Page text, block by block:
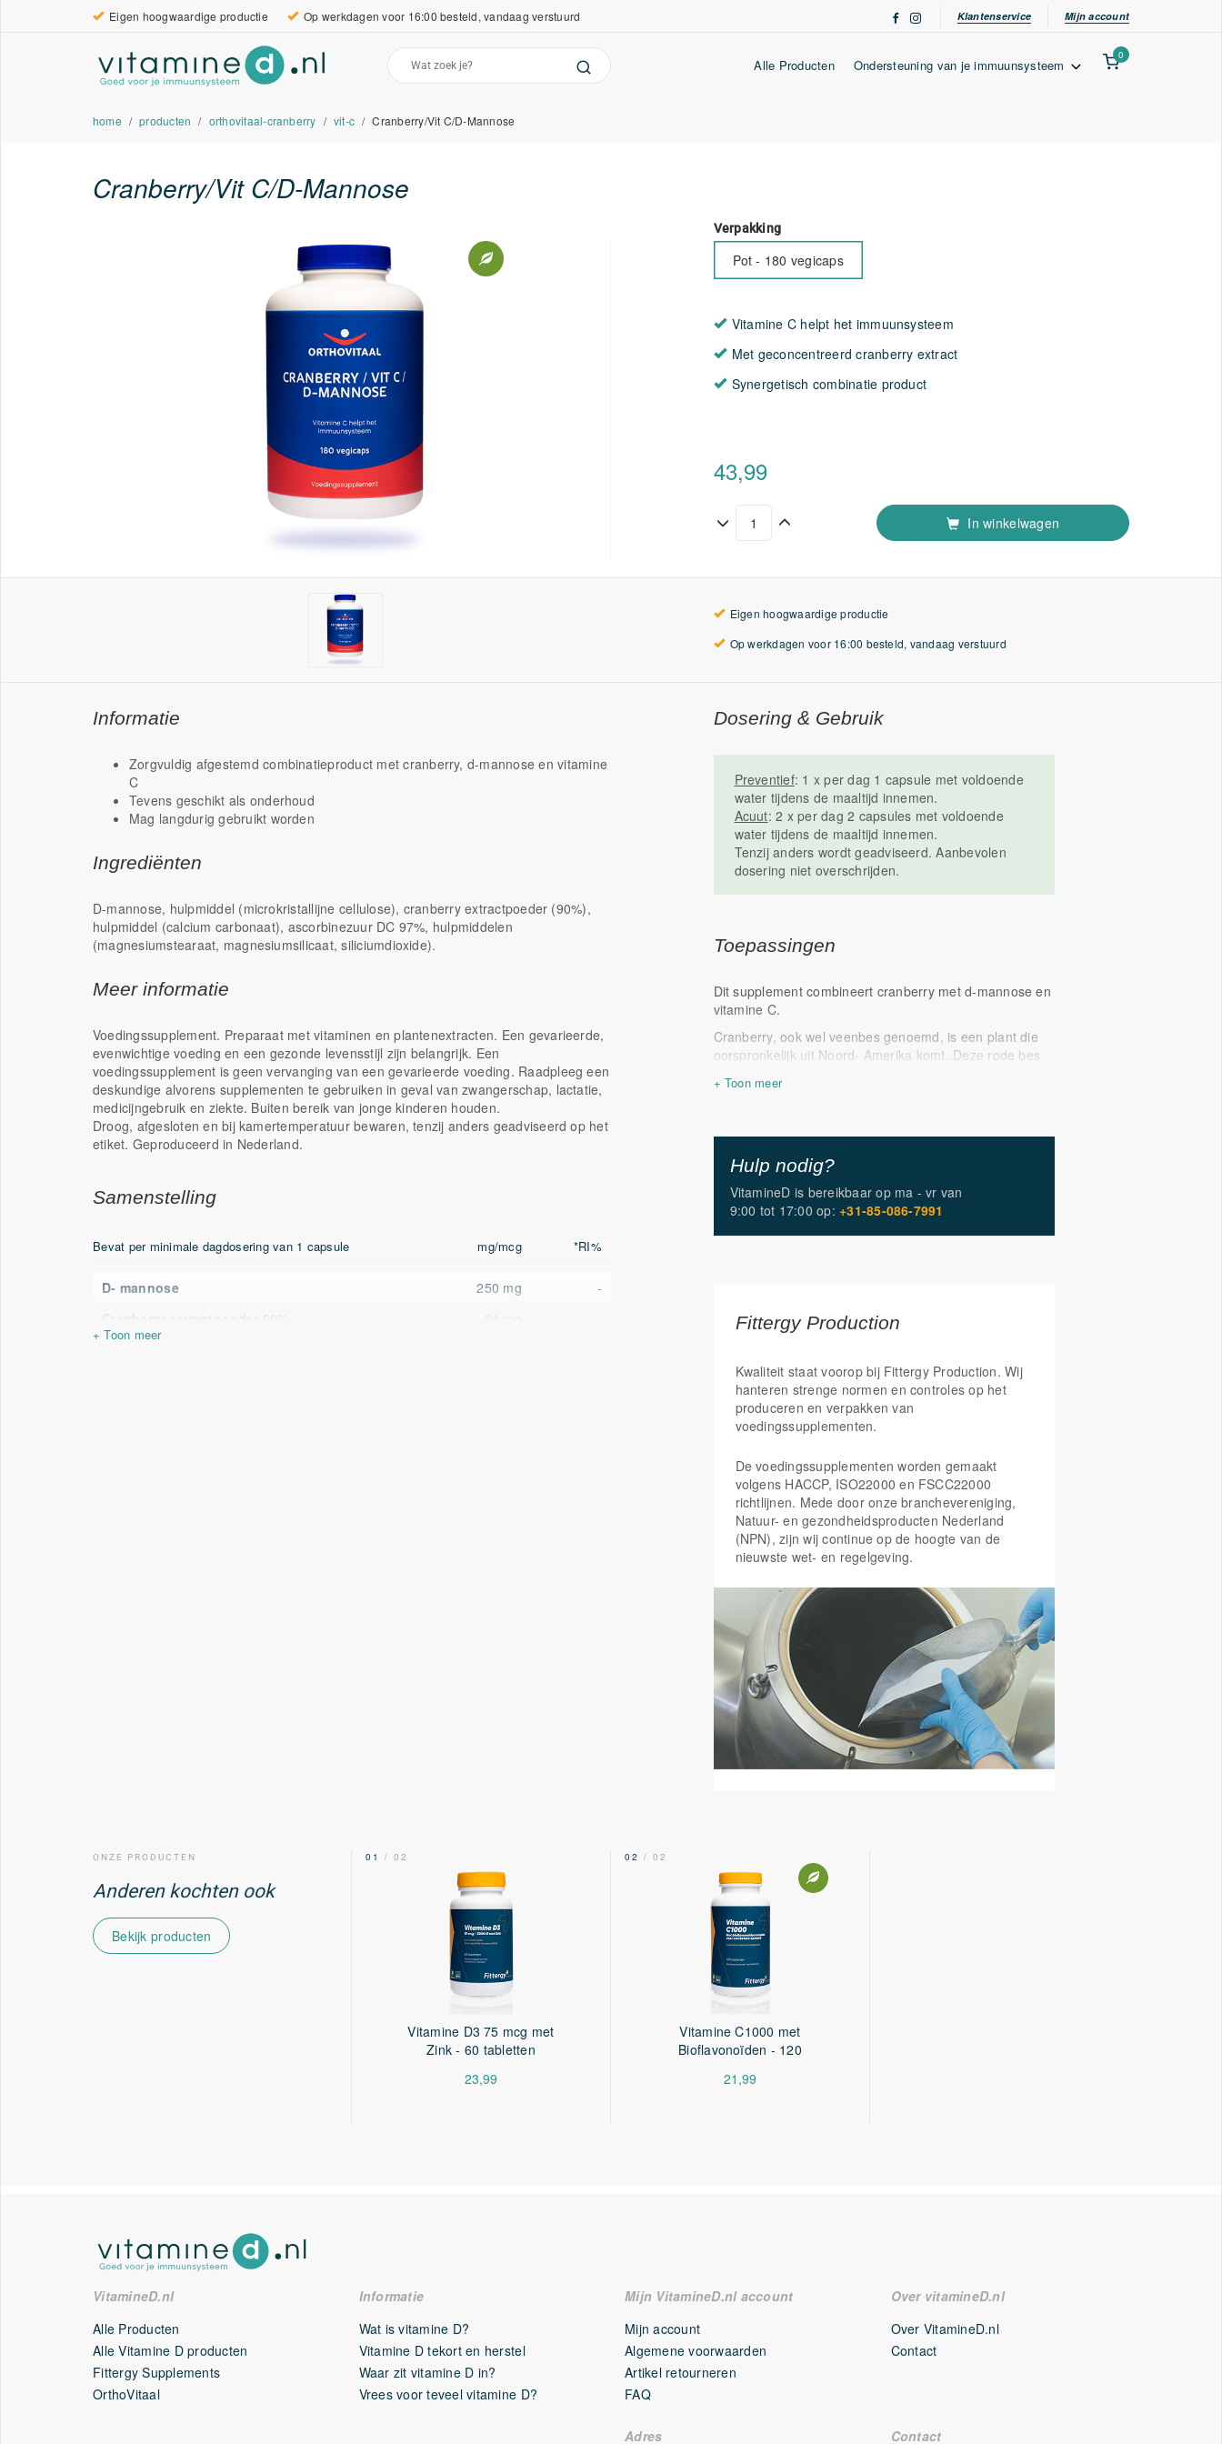
Eigen hoogwaardige productie Op werkdagen voor 16:00 besteld, vandaag verstuurd Klantenservice Mijn account
Alle Producten Ondersteuning van je immuunsysteem
0
home producten orthovitaal-cranberry vit-c Cranberry/Vit C/D-Mannose
Cranberry/Vit C/D-Mannose
Verpakking
Pot - 180 vegicaps
Vitamine C helpt het immuunsysteem
Met geconcentreerd cranberry extract
Synergetisch combinatie product
43,99
In winkelwagen
Eigen hoogwaardige productie
Op werkdagen voor 16:00 besteld, vandaag verstuurd
Informatie
Zorgvuldig afgestemd combinatieproduct met cranberry, d-mannose en vitamine
C
Tevens geschikt als onderhoud
Mag langdurig gebruikt worden
Ingrediënten
D-mannose, hulpmiddel (microkristallijne cellulose), cranberry extractpoeder (90%),
hulpmiddel (calcium carbonaat), ascorbinezuur DC 97%, hulpmiddelen
(magnesiumstearaat, magnesiumsilicaat, siliciumdioxide).
Meer informatie
Voedingssupplement. Preparaat met vitaminen en plantenextracten. Een gevarieerde,
evenwichtige voeding en een gezonde levensstijl zijn belangrijk. Een
voedingssupplement is geen vervanging van een gevarieerde voeding. Raadpleeg een
deskundige alvorens supplementen te gebruiken in geval van zwangerschap, lactatie,
medicijngebruik en ziekte. Buiten bereik van jonge kinderen houden.
Droog, afgesloten en bij kamertemperatuur bewaren, tenzij anders geadviseerd op het
etiket. Geproduceerd in Nederland.
Samenstelling
Bevat per minimale dagdosering van 1 capsule mg/mcg *RI%
D- mannose 250 mg
-
Cranberry extractpoeder 90%
Dosering & Gebruik
Preventief: 1 x per dag 1 capsule met voldoende
water tijdens de maaltijd innemen.
Acuut: 2 x per dag 2 capsules met voldoende
water tijdens de maaltijd innemen.
Tenzij anders wordt geadviseerd. Aanbevolen
dosering niet overschrijden.
Toepassingen
Dit supplement combineert cranberry met d-mannose en
vitamine C.
Cranberry, ook wel veenbes genoemd, is een plant die
oorspronkelijk uit Noord- Amerika komt. Deze rode bes
organische zuren.
epimeer van glucose, die relatief veel voorkomt in fruit.
Vitamine C ondersteunt de weerstand en helpt cellen en
Hulp nodig?
VitamineD is bereikbaar op ma - vr van
9:00 tot 17:00 op:+31-85-086-7991
Fittergy Production
Kwaliteit staat voorop bij Fittergy Production. Wij
hanteren strenge normen en controles op het
produceren en verpakken van
voedingssupplementen.
De voedingssupplementen worden gemaakt
volgens HACCP, ISO22000 en FSCC22000
richtlijnen. Mede door onze branchevereniging,
Natuur- en gezondheidsproducten Nederland
(NPN), zijn wij continue op de hoogte van de
nieuwste wet- en regelgeving.
ONZE PRODUCTEN
Anderen kochten ook
Bekijk producten
00 / 02 01 / 02
Vitamine D3 75 mcg met
Zink - 60 tabletten
23,99
02 / 02
Vitamine C1000 met
Bioflavonoïden - 120
21,99
VitamineD.nl
Alle Producten
Alle Vitamine D producten
Fittergy Supplements
OrthoVitaal
Informatie
Wat is vitamine D?
Vitamine D tekort en herstel
Waar zit vitamine D in?
Vrees voor teveel vitamine D?
Mijn VitamineD.nl account
Mijn account
Algemene voorwaarden
Artikel retourneren
FAQ
Over vitamineD.nl
Over VitamineD.nl
Contact
Adres Contact